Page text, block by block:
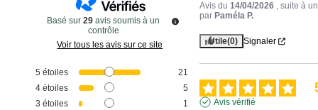
Basé sur29 avis soumis à un
contrôle
Voir tous les avis sur ce site
5 étoiles
21
4 étoiles
5
3 étoiles
1
Avis du14/04/2026 , suite à
par Paméla P.
Utile(0) Signaler
Avis vérifié